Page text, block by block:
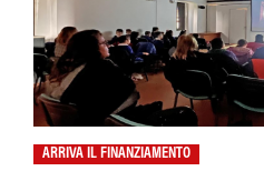
ARRIVA IL FINANZIAMENTO